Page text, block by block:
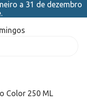
a 31 de dezembro
Color 250 ML